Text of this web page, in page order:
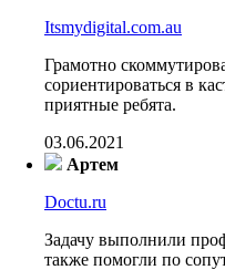
Itsmydigital.com.au
Грамотно
сориентироваться в
приятные ребята.
03.06.2021
Артем
Doctu.ru
Задачу выполнили
также помогли по